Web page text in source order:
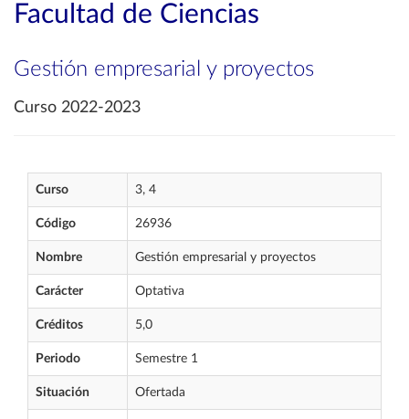
Facultad de Ciencias
Gestión empresarial y proyectos
Curso 2022-2023
Curso 3, 4
Código 26936
Nombre Gestión empresarial y proyectos
Carácter Optativa
Créditos 5,0
Periodo Semestre 1
Situación Ofertada